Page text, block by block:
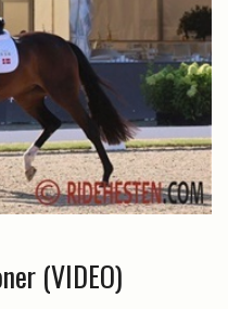
(VIDEO)